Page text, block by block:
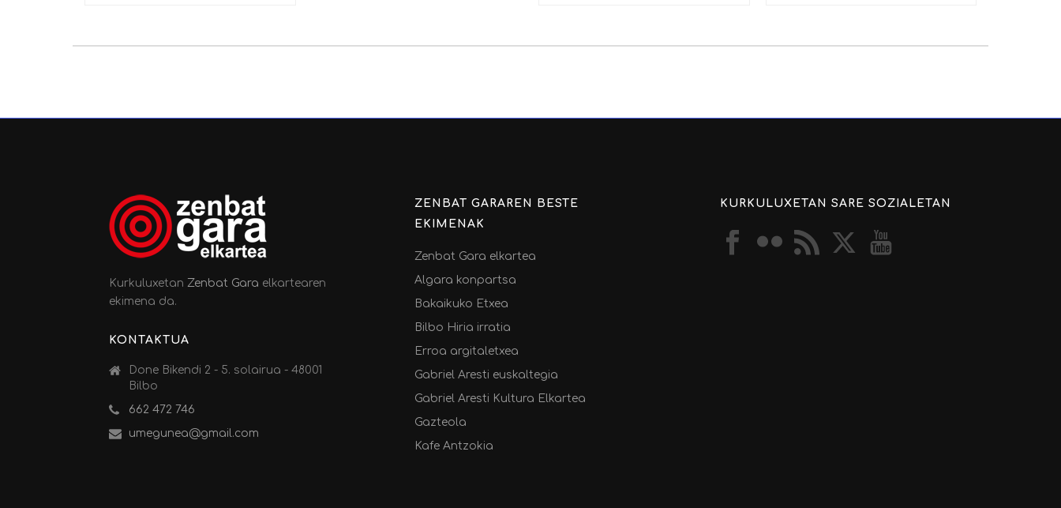
KurkuluxetanZenbat Gara elkartearen
ekimena da.
KONTAKTUA
Done Bikendi 2 - 5. solairua - 48001
Bilbo
662 472 746
umegunea@gmail.com
ZENBAT GARAREN BESTE
EKIMENAK
Zenbat Gara elkartea
Algara konpartsa
Bakaikuko Etxea
Bilbo Hiria irratia
Erroa argitaletxea
Gabriel Aresti euskaltegia
Gabriel Aresti Kultura Elkartea
Gazteola
Kafe Antzokia
KURKULUXETAN SARE SOZIALETAN